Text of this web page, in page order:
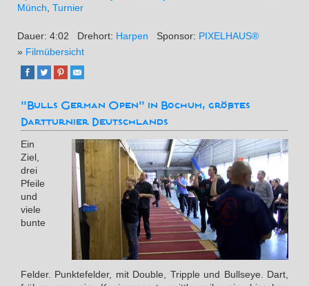
Münch, Turnier
Dauer: 4:02 Drehort: Harpen Sponsor: PIXELHAUS®
» Filmübersicht
"Bulls German Open" in Bochum, größtes
Dartturnier Deutschlands
Ein
Ziel,
drei
Pfeile
und
viele
bunte
Felder. Punktefelder, mit Double, Tripple und Bullseye. Dart,